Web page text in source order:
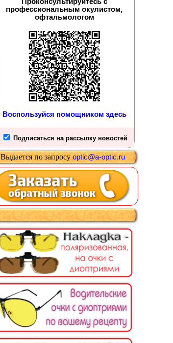
профессиональным окулистом,
офтальмологом
Воспользуйся помощником здесь
Подписаться на рассылку новостей
Выдается по запросуoptic@a-optic.ru